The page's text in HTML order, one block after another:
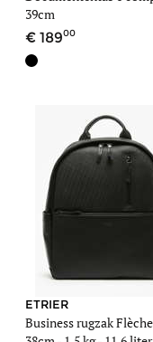
39cm
18900
ETRIER